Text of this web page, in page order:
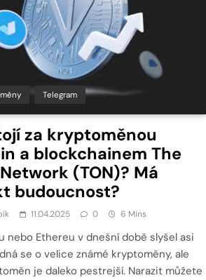
Telegram
za kryptoměnou
a blockchainem The
(TON)? Má
budoucnost?
11.04.2025 0 6 Mins
nebo Ethereu v dnešní době slyšel asi
se o velice známé kryptoměny, ale
je daleko pestrejší. Narazit můžete